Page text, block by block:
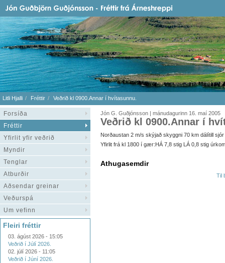
Litli Hjalli Fréttir Veðrið kl 0900.Annar í hvítasunnu.
Forsíða
Fréttir
Yfirlit yfir veðrið
Myndir
Tenglar
Atburðir
Aðsendar greinar
Veðurspá
Um vefinn
Fleiri fréttir
03. ágúst 2026 - 15:05
Veðrið í Júlí 2026.
02. júlí 2026 - 11:05
Veðrið í Júní 2026.
Jón G. Guðjónsson | mánudagurinn 16. maí 2005
Veðrið kl 0900.Annar í
Norðaustan 2 m/s skýjað skyggni 70 km dálítill sjór
Yfirlit frá kl 1800 í gær:HÁ 7,8 stig LÁ 0,8 stig
Athugasemdir
Til